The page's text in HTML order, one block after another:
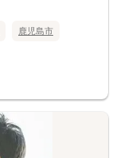
鹿児島市